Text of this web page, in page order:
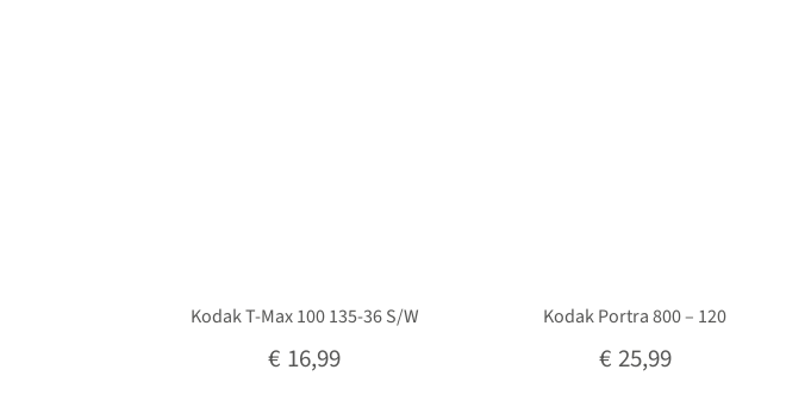
Kodak T-Max 100 135-36 S/W
€ 16,99
Kodak Portra 800 – 120
€ 25,99